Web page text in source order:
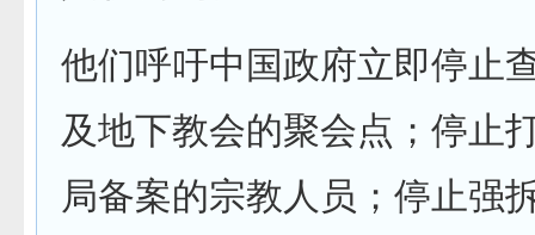
他们呼吁中国政府立即停止
及地下教会的聚会点；停止
局备案的宗教人员；停止强